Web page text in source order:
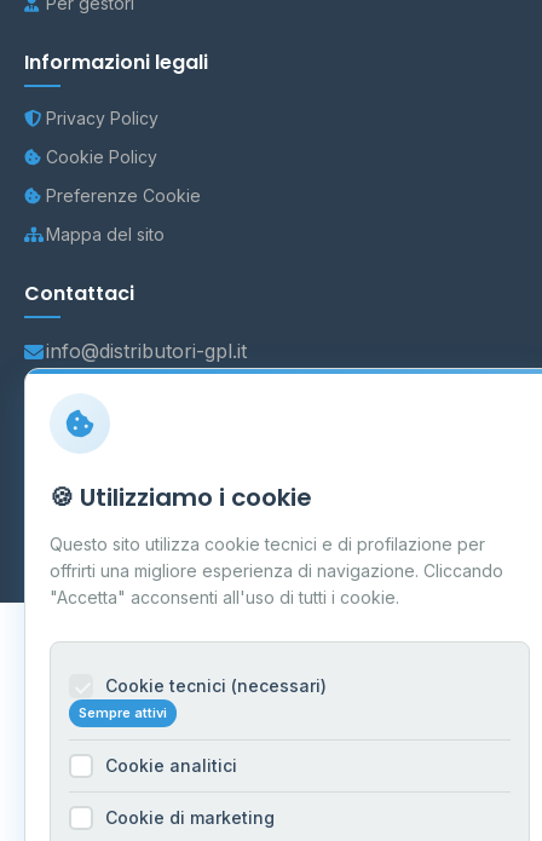
Informazioni legali
Privacy Policy
Cookie Policy
Preferenze Cookie
Mappa del sito
Contattaci
info@distributori-gpl.it
Carpi P.IVA 03859300364
Dati forniti daMinistero delle Imprese e del Made in Italy
Aggiornamento quotidiano
🍪 Utilizziamo i cookie
Questo sito utilizza cookie tecnici e di profilazione per
offrirti una migliore esperienza di navigazione. Cliccando
"Accetta" acconsenti all'uso di tutti i cookie.
Cookie tecnici (necessari)
Sempre attivi
Cookie analitici
Cookie di marketing